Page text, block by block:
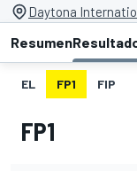
Daytona
Resumen
EL FP1 FIP
FP1